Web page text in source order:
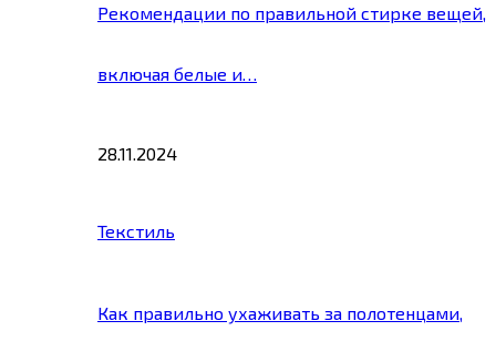
Рекомендации по правильной стирке вещей,
включая белые и…
28.11.2024
Текстиль
Как правильно ухаживать за полотенцами,